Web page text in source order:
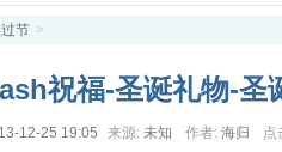
节 >
祝福-圣诞礼物-圣
12-25 19:05 来源: 未知 作者: 海归 点